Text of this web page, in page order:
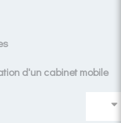
d'un cabinet mobile